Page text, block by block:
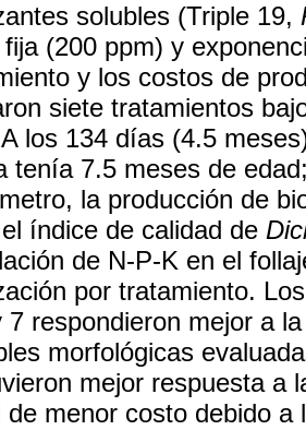
solubles (Triple 19,
(200 ppm) y
y los costos de
siete tratamientos
los 134 días (4.5
tenía 7.5 meses de
la producción de
índice de calidad de
de N-P-K en el
por tratamiento.
7 respondieron mejor a
morfológicas
mejor respuesta a
de menor costo debido a